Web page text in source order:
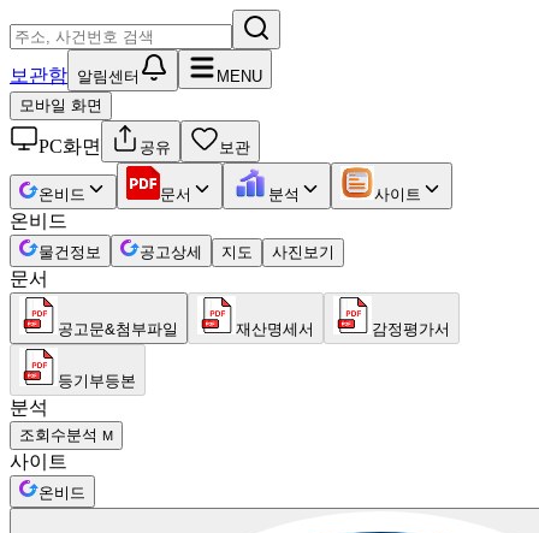
보관함 알림센터
MENU
모바일 화면
PC화면 공유 보관
온비드 문서 분석 사이트
온비드
물건정보 공고상세 지도 사진보기
문서
공고문&첨부파일 재산명세서 감정평가서
등기부등본
분석
조회수분석 M
사이트
온비드